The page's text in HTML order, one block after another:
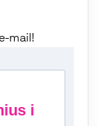
mail!
i